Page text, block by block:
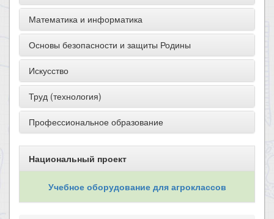
Математика и информатика
Основы безопасности и защиты Родины
Искусство
Труд (технология)
Профессиональное образование
Национальный проект
Учебное оборудование для агроклассов